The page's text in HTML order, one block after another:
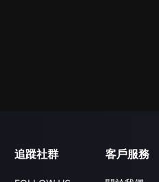
追蹤社群 客戶服務